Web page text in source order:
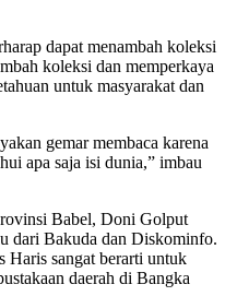
dapat menambah koleksi
koleksi dan memperkaya
untuk masyarakat dan
gemar membaca karena
apa saja isi dunia,” imbau
Babel, Doni Golput
dari Bakuda dan Diskominfo.
Haris sangat berarti untuk
daerah di Bangka